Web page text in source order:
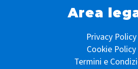
Area
Privacy Policy
Cookie Policy
Termini e